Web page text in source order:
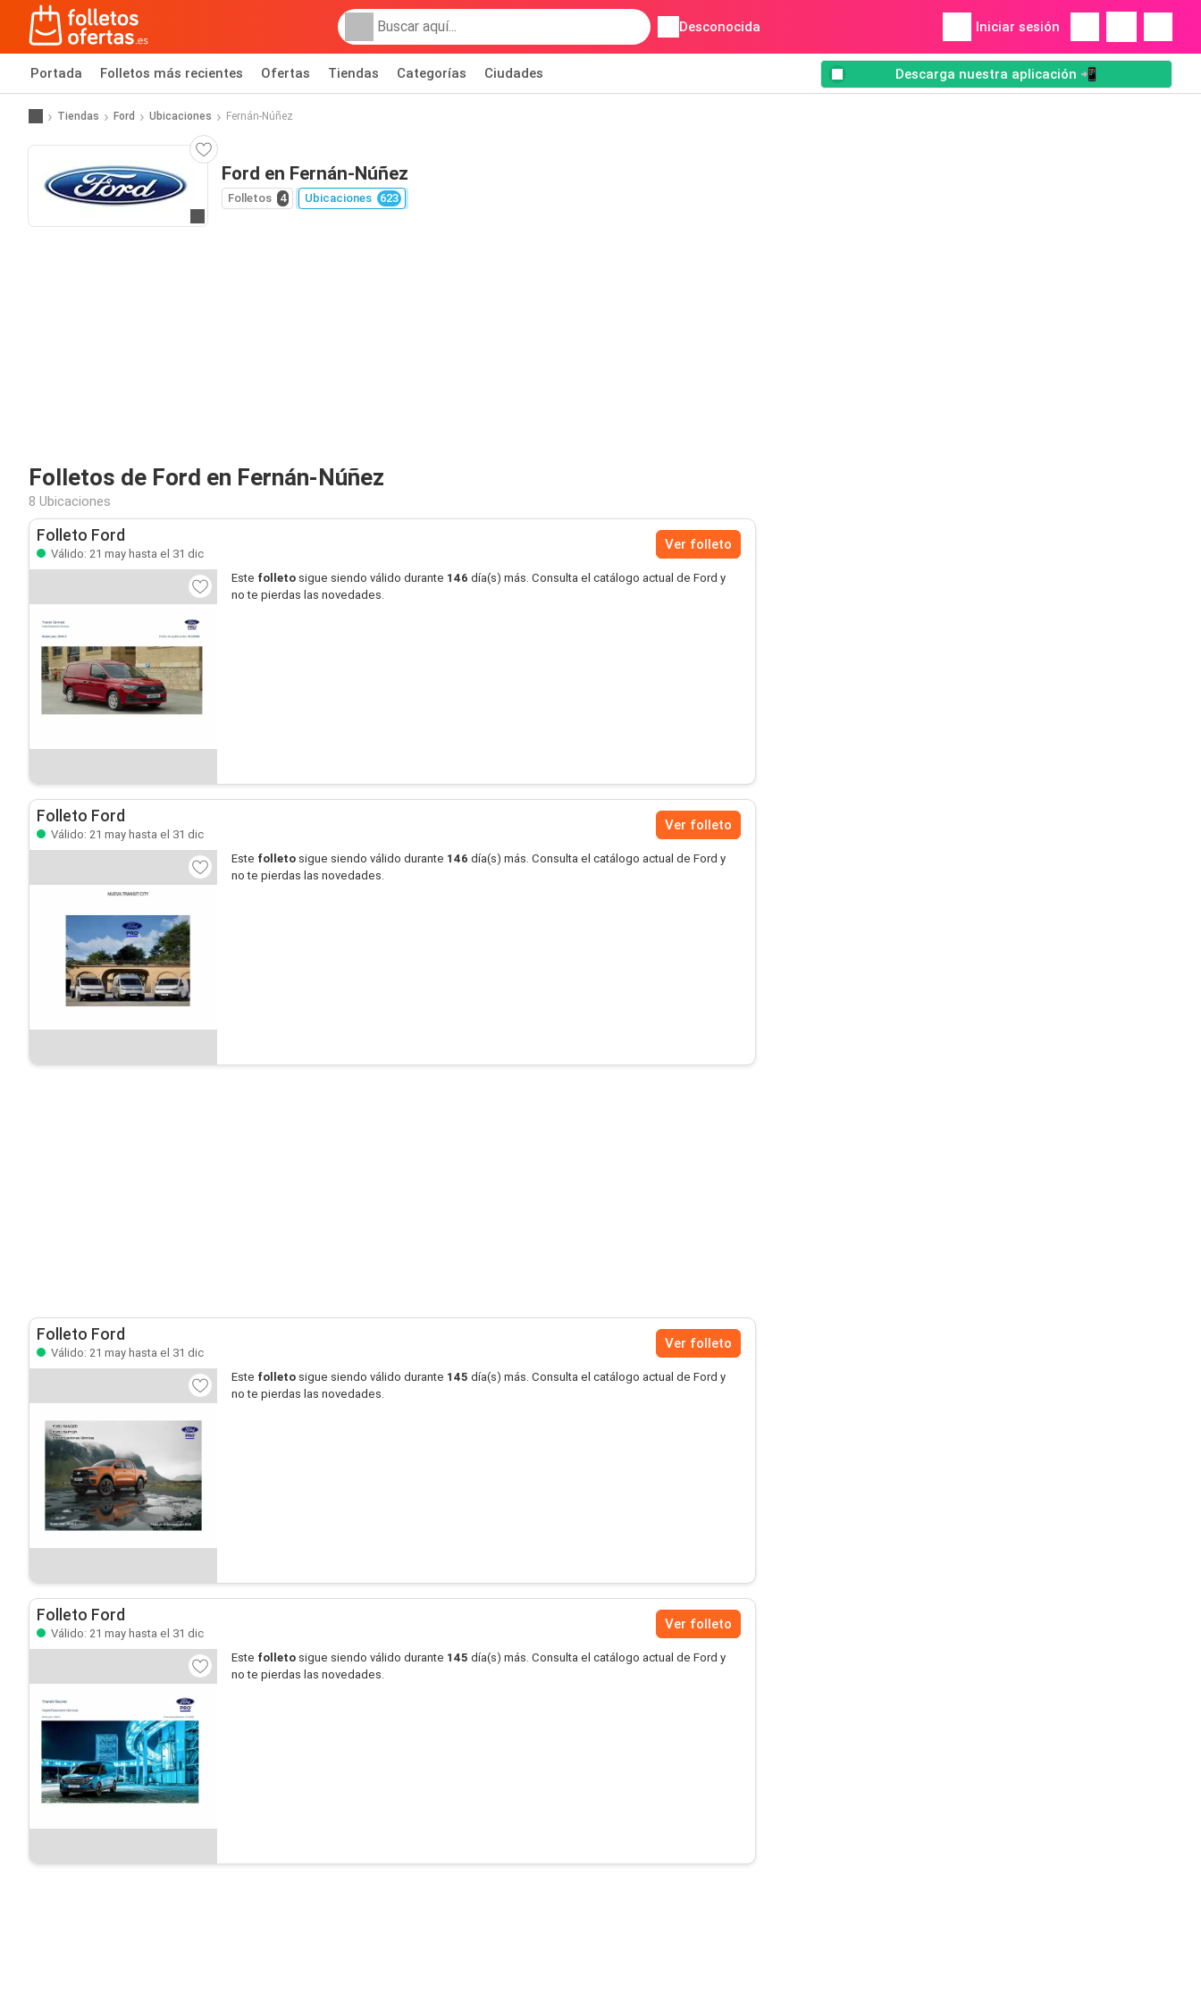
Desconocida Iniciar sesión
Portada Folletos más recientes Ofertas Tiendas Categorías Ciudades Descarga nuestra aplicación 📲
Tiendas Ford Ubicaciones Fernán-Núñez
Ford en Fernán-Núñez
Folletos 4 Ubicaciones 623
Folletos de Ford en Fernán-Núñez
8 Ubicaciones
Folleto Ford
Válido: 21 may hasta el 31 dic
Ver folleto
Este folleto sigue siendo válido durante 146 día(s) más. Consulta el catálogo actual de Ford y
no te pierdas las novedades.
Folleto Ford
Válido: 21 may hasta el 31 dic
Ver folleto
Este folleto sigue siendo válido durante 146 día(s) más. Consulta el catálogo actual de Ford y
no te pierdas las novedades.
Folleto Ford
Válido: 21 may hasta el 31 dic
Ver folleto
Este folleto sigue siendo válido durante 145 día(s) más. Consulta el catálogo actual de Ford y
no te pierdas las novedades.
Folleto Ford
Válido: 21 may hasta el 31 dic
Ver folleto
Este folleto sigue siendo válido durante 145 día(s) más. Consulta el catálogo actual de Ford y
no te pierdas las novedades.